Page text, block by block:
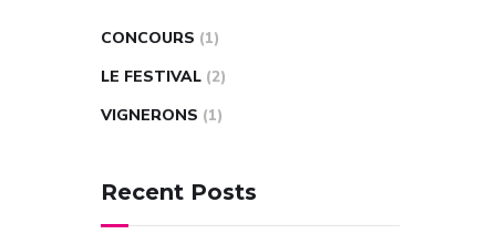
CONCOURS (1)
LE FESTIVAL (2)
VIGNERONS (1)
Recent Posts